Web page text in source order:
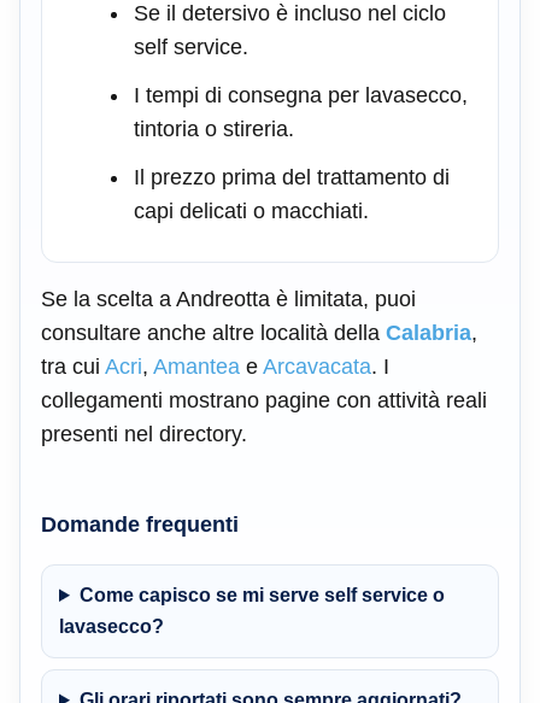
Se il detersivo è incluso nel ciclo
self service.
I tempi di consegna per lavasecco,
tintoria o stireria.
Il prezzo prima del trattamento di
capi delicati o macchiati.
Se la scelta a Andreotta è limitata, puoi
consultare anche altre località della Calabria,
tra cui Acri, Amantea e Arcavacata. I
collegamenti mostrano pagine con attività reali
presenti nel directory.
Domande frequenti
Come capisco se mi serve self service o
lavasecco?